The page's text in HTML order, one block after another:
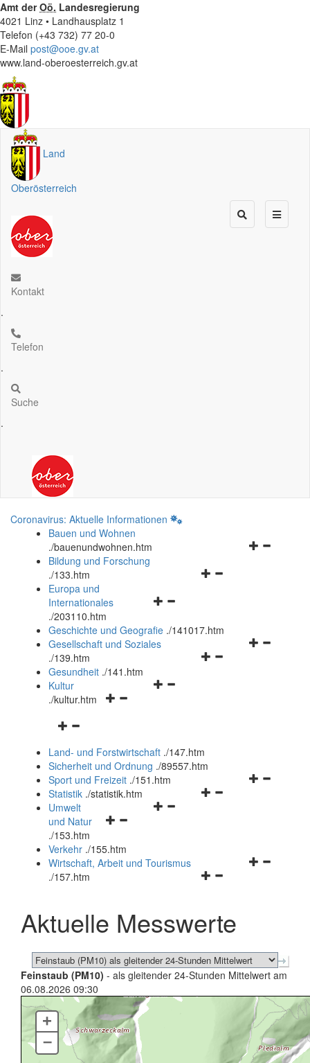
Amt derOö. Landesregierung
4021 Linz • Landhausplatz 1
Telefon (+43 732) 77 20-0
E-Mail post@ooe.gv.at
www.land-oberoesterreich.gv.at
Land
Oberösterreich
Kontakt
.
Telefon
.
Suche
.
Coronavirus: Aktuelle Informationen
Bauen und Wohnen
./bauenundwohnen.htm
Navigationsmenü
Bildung und Forschung
./133.htm
Navigationsmenü
und
schließen
Europa und
Internationales
./203110.htm
Geschichte und Geografie ./141017.htm
Navigationsmenü
Gesellschaft und Soziales
./139.htm
Navigationsmenü
Gesundheit ./141.htm
Navigationsmenü
Kultur
./kultur.htm
Navigationsmenü
und
schließen
Land- und Forstwirtschaft ./147.htm
Sicherheit und Ordnung ./89557.htm
Navigationsmenü
Sport und Freizeit ./151.htm
Navigationsmenü
Statistik ./statistik.htm
Navigationsmenü
und
schließen
Umwelt
und Natur
./153.htm
Verkehr ./155.htm
Navigationsmenü
schließen
Wirtschaft, Arbeit und Tourismus
./157.htm
Aktuelle Messwerte
Feinstaub (PM10) - als gleitender 24-Stunden Mittelwert am
06.08.2026 09:30
+
–